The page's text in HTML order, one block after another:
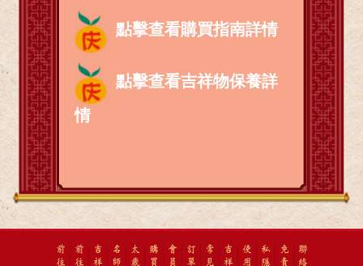
點擊查看購買指南詳情
點擊查看吉祥物保養詳
情
前
往
前
往
吉
祥
名
師
太
歲
購
買
會
員
訂
單
常
見
吉
祥
使
用
私
隱
免
責
聯
絡